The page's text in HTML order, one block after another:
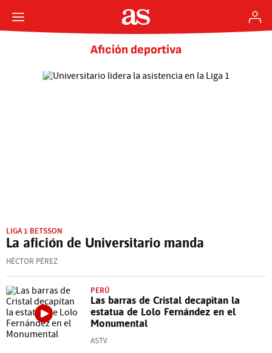
Afición deportiva
LIGA 1 BETSSON
La afición de Universitario manda
HÉCTOR PÉREZ
PERÚ
Las barras de Cristal decapitan la
estatua de Lolo Fernández en el
Monumental
ASTV